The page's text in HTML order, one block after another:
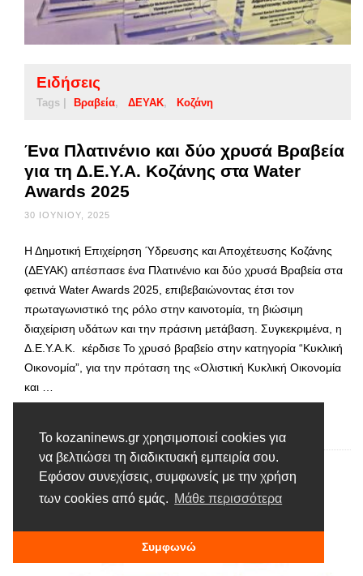
Το kozaninews.gr χρησιμοποιεί cookies για
να βελτιώσει τη διαδικτυακή εμπειρία σου.
Εφόσον συνεχίσεις, συμφωνείς με την χρήση
των cookies από εμάς. Μάθε περισσότερα
Συμφωνώ
Ειδήσεις
Tags | Βραβεία ΔΕΥΑΚ Κοζάνη
Ένα Πλατινένιο και δύο χρυσά Βραβεία
για τη Δ.Ε.Υ.Α. Κοζάνης στα Water
Awards 2025
30 ΙΟΥΝΊΟΥ, 2025
Η Δημοτική Επιχείρηση Ύδρευσης και Αποχέτευσης Κοζάνης
(ΔΕΥΑΚ) απέσπασε ένα Πλατινένιο και δύο χρυσά Βραβεία στα
φετινά Water Awards 2025, επιβεβαιώνοντας έτσι τον
πρωταγωνιστικό της ρόλο στην καινοτομία, τη βιώσιμη
διαχείριση υδάτων και την πράσινη μετάβαση. Συγκεκριμένα, η
Δ.Ε.Υ.Α.Κ. κέρδισε Το χρυσό βραβείο στην κατηγορία “Κυκλική
Οικονομία”, για την πρόταση της «Ολιστική Κυκλική Οικονομία
και …